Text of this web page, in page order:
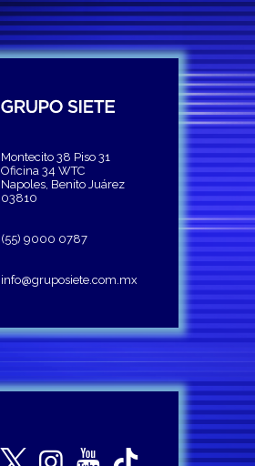
Montecito 38 Piso 31
Oficina 34 WTC
Napoles, Benito Juárez
03810
(55) 9000 0787
info@gruposiete.com.mx